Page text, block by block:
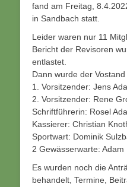
fand am Freitag,
in Sandbach statt.
Leider waren nur 11
Bericht der Revisoren
entlastet.
Dann wurde der Vostand
1. Vorsitzender: Jens
2. Vorsitzender: Rene
Schriftführerin: Rosel
Kassierer: Christian
Sportwart: Dominik
2 Gewässerwarte: Adam
Es wurden noch die
behandelt, Termine,